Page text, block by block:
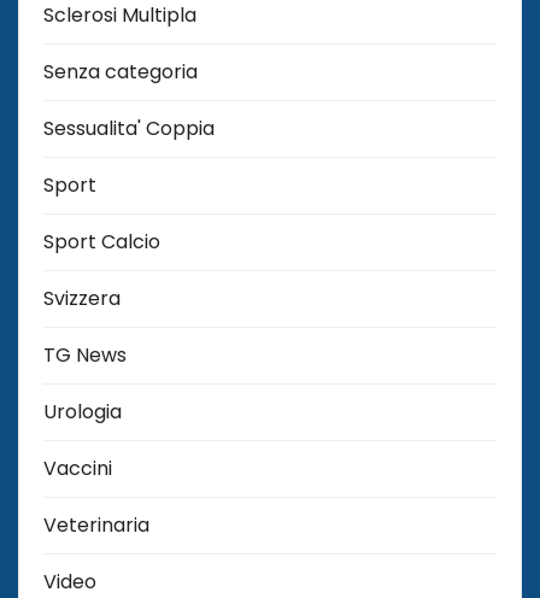
Sclerosi Multipla
Senza categoria
Sessualita' Coppia
Sport
Sport Calcio
Svizzera
TG News
Urologia
Vaccini
Veterinaria
Video